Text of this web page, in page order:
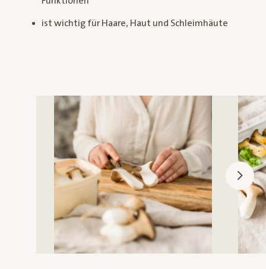
ist wichtig für Haare, Haut und Schleimhäute